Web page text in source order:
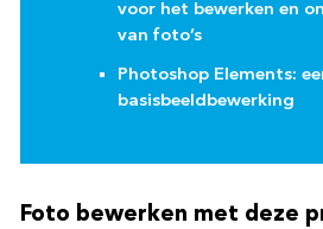
voor het bewerken en
van foto’s
Photoshop Elements:
basisbeeldbewerking
Foto bewerken met deze